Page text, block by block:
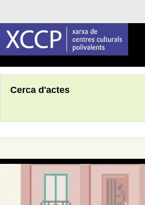
Cerca d'actes